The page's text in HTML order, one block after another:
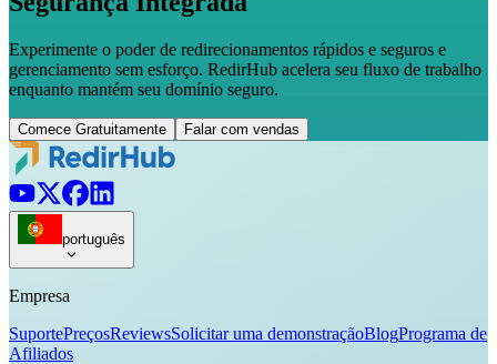
Experimente o poder de redirecionamentos rápidos e seguros e
gerenciamento sem esforço. RedirHub acelera seu fluxo de trabalho
enquanto mantém seu domínio seguro.
Comece Gratuitamente Falar com vendas
português
Empresa
SuportePreçosReviewsSolicitar uma demonstraçãoBlogPrograma de
Afiliados